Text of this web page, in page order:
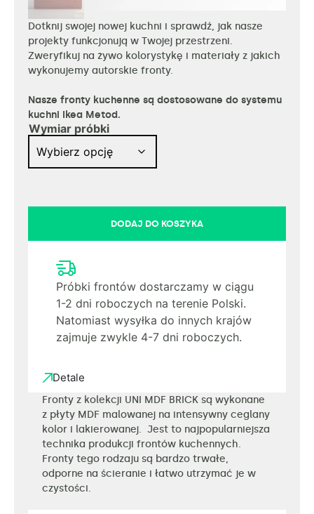
Dotknij swojej nowej kuchni i sprawdź, jak nasze
projekty funkcjonują w Twojej przestrzeni.
Zweryfikuj na żywo kolorystykę i materiały z jakich
wykonujemy autorskie fronty.
Nasze fronty kuchenne są dostosowane do systemu
kuchni Ikea Metod.
Wymiar próbki
DODAJ DO KOSZYKA
Próbki frontów dostarczamy w ciągu
1-2 dni roboczych na terenie Polski.
Natomiast wysyłka do innych krajów
zajmuje zwykle 4-7 dni roboczych.
Detale
Fronty z kolekcji UNI MDF BRICK są wykonane
z płyty MDF malowanej na intensywny ceglany
kolor i lakierowanej. Jest to najpopularniejsza
technika produkcji frontów kuchennych.
Fronty tego rodzaju są bardzo trwałe,
odporne na ścieranie i łatwo utrzymać je w
czystości.